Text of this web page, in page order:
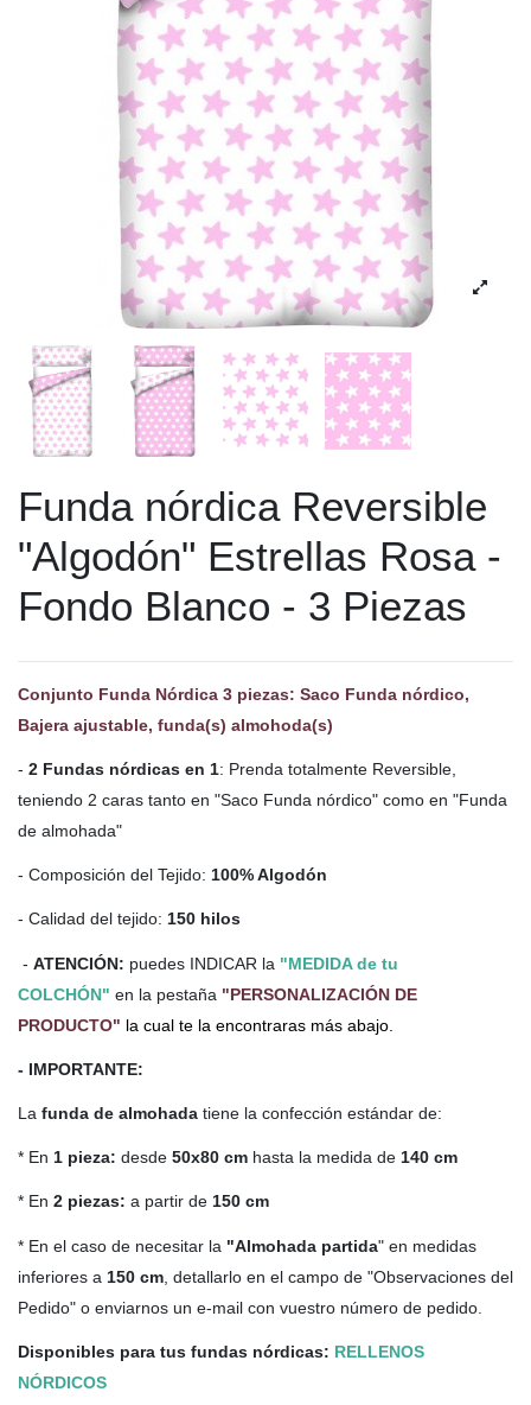
Funda nórdica Reversible
"Algodón" Estrellas Rosa -
Fondo Blanco - 3 Piezas
Conjunto Funda Nórdica 3 piezas: Saco Funda nórdico,
Bajera ajustable, funda(s) almohoda(s)
- 2 Fundas nórdicas en 1: Prenda totalmente Reversible,
teniendo 2 caras tanto en "Saco Funda nórdico" como en "Funda
de almohada"
- Composición del Tejido: 100% Algodón
- Calidad del tejido: 150 hilos
- ATENCIÓN: puedes INDICAR la "MEDIDA de tu
COLCHÓN" en la pestaña "PERSONALIZACIÓN DE
PRODUCTO" la cual te la encontraras más abajo.
- IMPORTANTE:
La funda de almohada tiene la confección estándar de:
* En 1 pieza: desde 50x80 cm hasta la medida de 140 cm
* En 2 piezas: a partir de 150 cm
* En el caso de necesitar la "Almohada partida" en medidas
inferiores a 150 cm , detallarlo en el campo de "Observaciones del
Pedido" o enviarnos un e-mail con vuestro número de pedido.
Disponibles para tus fundas nórdicas: RELLENOS
NÓRDICOS